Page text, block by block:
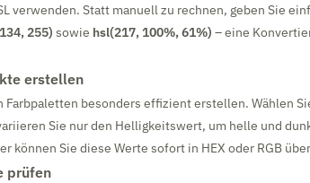
verwenden. Statt manuell zu rechnen, geben Sie
255) sowie hsl(217, 100%, 61%) – eine
erstellen
Farbpaletten besonders effizient erstellen. Wählen
Sie nur den Helligkeitswert, um helle und
können Sie diese Werte sofort in HEX oder RGB
prüfen